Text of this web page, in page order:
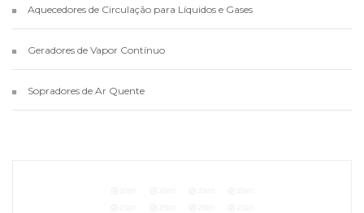
Aquecedores de Circulação para Líquidos e Gases
Geradores de Vapor Contínuo
Sopradores de Ar Quente